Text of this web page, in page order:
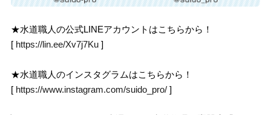
★水道職人の公式LINEアカウントはこちらから！
[ https://lin.ee/Xv7j7Ku ]
★水道職人のインスタグラムはこちらから！
[ https://www.instagram.com/suido_pro/ ]